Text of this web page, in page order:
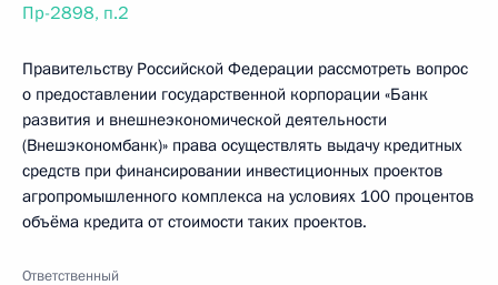
Пр-2898, п.2
Правительству Российской Федерации рассмотреть вопрос
о предоставлении государственной корпорации «Банк
развития и внешнеэкономической деятельности
(Внешэкономбанк)» права осуществлять выдачу кредитных
средств при финансировании инвестиционных проектов
агропромышленного комплекса на условиях 100 процентов
объёма кредита от стоимости таких проектов.
Ответственный